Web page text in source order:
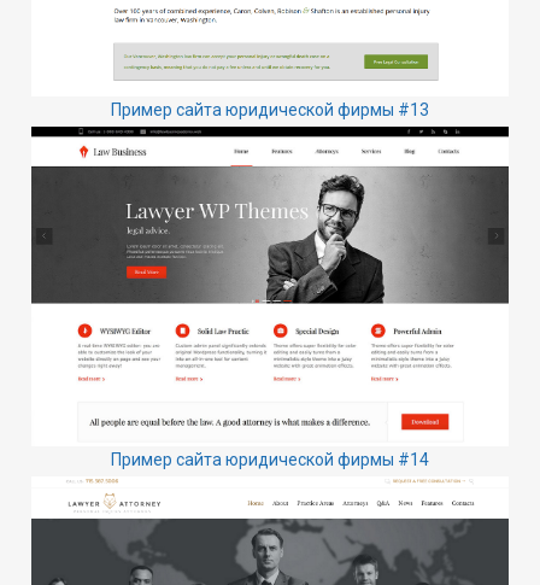
Пример сайта юридической фирмы #13
Пример сайта юридической фирмы #14